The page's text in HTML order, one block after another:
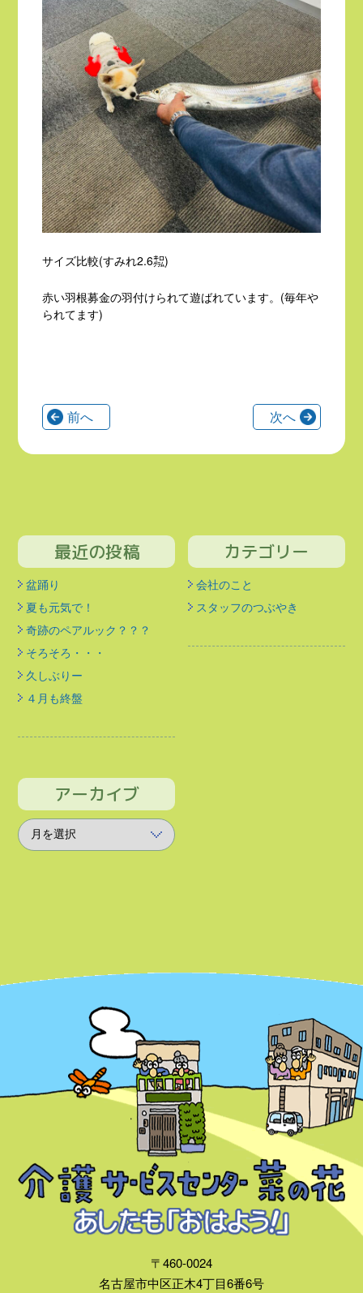
サイズ比較(すみれ2.6㌕)
赤い羽根募金の羽付けられて遊ばれています。(毎年や
られてます)
前へ 次へ
最近の投稿
盆踊り
夏も元気で！
奇跡のペアルック？？？
そろそろ・・・
久しぶりー
４月も終盤
カテゴリー
会社のこと
スタッフのつぶやき
アーカイブ
〒460-0024
名古屋市中区正木4丁目6番6号